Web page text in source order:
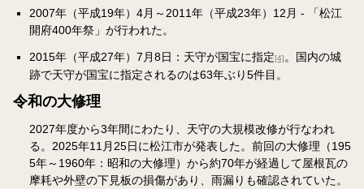
2007年（平成19年）4月～2011年（平成23年）12月 - 「松江
開府400年祭」が行われた。
2015年（平成27年）7月8日：天守が国宝に指定[4] 。国内の城
跡で天守が国宝に指定されるのは63年ぶり5件目。
令和の大修理
2027年度から3年間にわたり、天守の大規模改修が行なわれ
る。2025年11月25日に松江市が発表した。前回の大修理（195
5年～1960年：昭和の大修理）から約70年が経過して屋根瓦の
摩耗や外壁の下見板の損傷があり、雨漏りも確認されていた。